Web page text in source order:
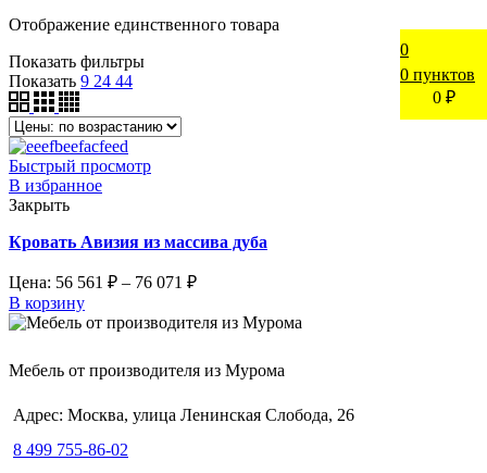
0
0 пунктов
0 ₽
Отображение единственного товара
Показать фильтры
Показать 9 24 44
Быстрый просмотр
В избранное
Закрыть
Кровать Авизия из массива дуба
Цена: 56 561 ₽ – 76 071 ₽
В корзину
Мебель от производителя из Мурома
Адрес: Москва, улица Ленинская Слобода, 26
8 499 755-86-02